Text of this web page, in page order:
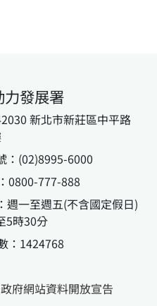
力發展署
新北市新莊區中平路
：(02)8995-6000
0800-777-888
週一至週五(不含國定假日)
5時30分
：1424768
政府網站資料開放宣告